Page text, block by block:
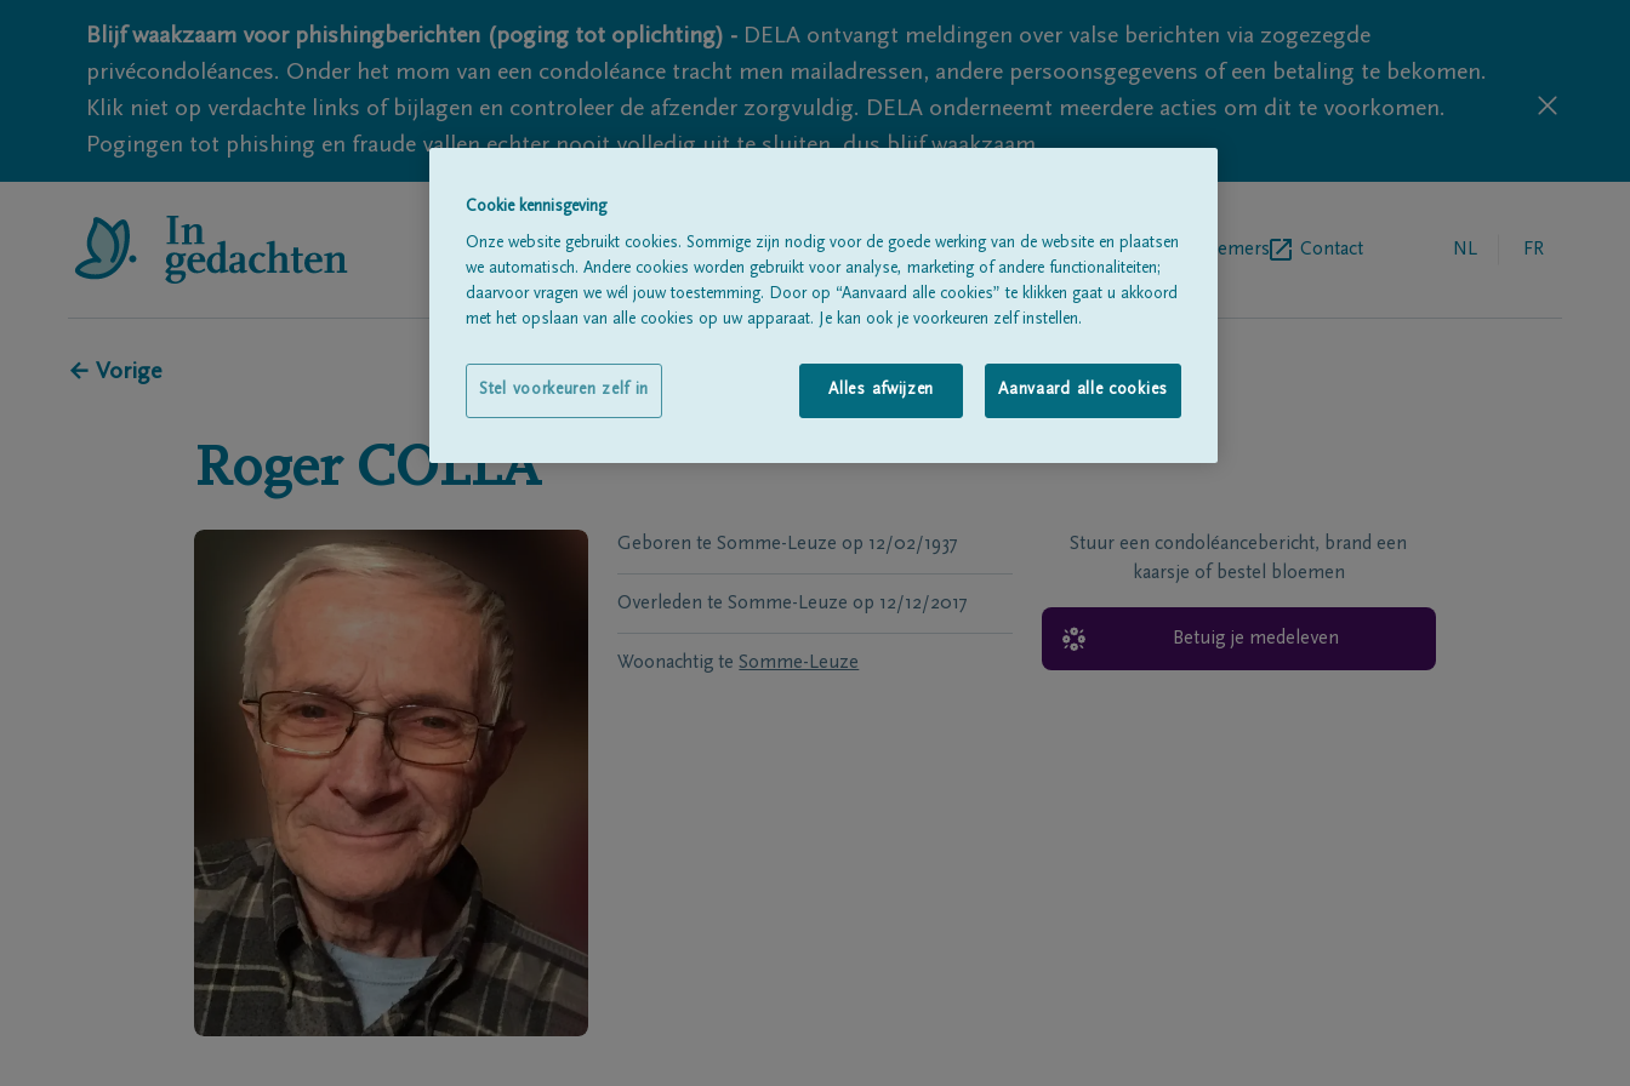
Blijf waakzaam voor phishingberichten (poging tot oplichting) - DELA ontvangt meldingen over valse berichten via zogezegde
privécondoléances. Onder het mom van een condoléance tracht men mailadressen, andere persoonsgegevens of een betaling te bekomen.
Klik niet op verdachte links of bijlagen en controleer de afzender zorgvuldig. DELA onderneemt meerdere acties om dit te voorkomen.
Pogingen tot phishing en fraude vallen echter nooit volledig uit te sluiten, dus blijf waakzaam.
Alle rouwberichtenOver onsBegrafenisondernemers Contact NL FR
← Vorige
Roger COLLA
Geboren te Somme-Leuze op 12/02/1937
Overleden te Somme-Leuze op 12/12/2017
Woonachtig te Somme-Leuze
Stuur een condoléancebericht, brand een
kaarsje of bestel bloemen
Betuig je medeleven
Cookie kennisgeving
Onze website gebruikt cookies. Sommige zijn nodig voor de goede werking van de website en plaatsen
we automatisch. Andere cookies worden gebruikt voor analyse, marketing of andere functionaliteiten;
daarvoor vragen we wél jouw toestemming. Door op “Aanvaard alle cookies” te klikken gaat u akkoord
met het opslaan van alle cookies op uw apparaat. Je kan ook je voorkeuren zelf instellen.
Alles afwijzen Aanvaard alle cookies
Stel voorkeuren zelf in